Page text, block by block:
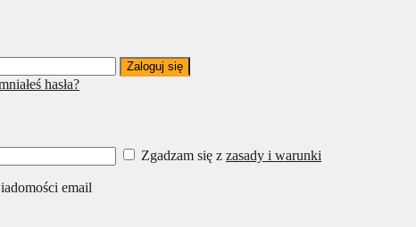
Zaloguj się
hasła?
Zgadzam się z zasady i warunki
email